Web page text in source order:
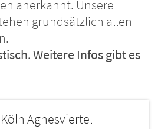
anerkannt. Unsere
grundsätzlich allen
Weitere Infos gibt es
Agnesviertel